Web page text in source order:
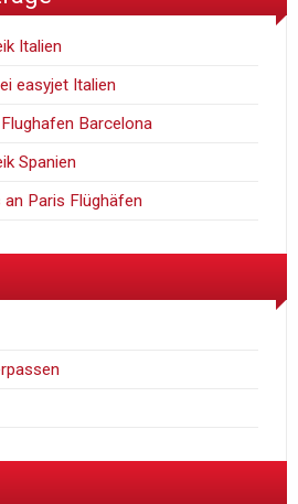
Italien
easyjet Italien
Barcelona
Spanien
Paris Flüghäfen